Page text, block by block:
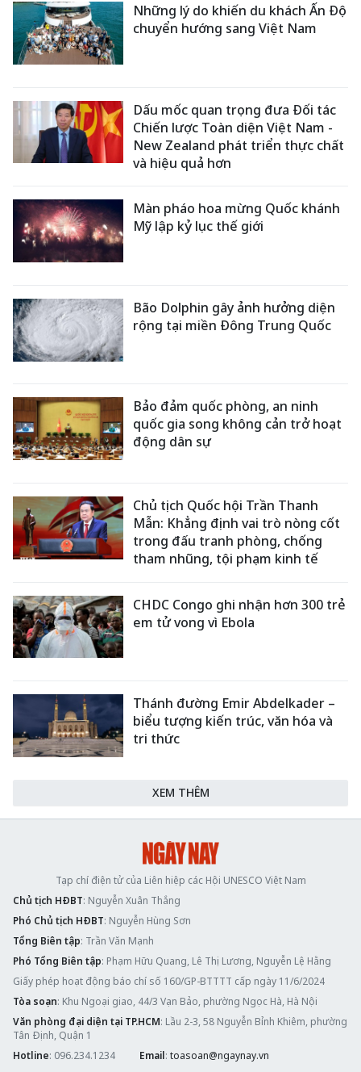
Những lý do khiến du khách Ấn Độ
chuyển hướng sang Việt Nam
Dấu mốc quan trọng đưa Đối tác
Chiến lược Toàn diện Việt Nam -
New Zealand phát triển thực chất
và hiệu quả hơn
Màn pháo hoa mừng Quốc khánh
Mỹ lập kỷ lục thế giới
Bão Dolphin gây ảnh hưởng diện
rộng tại miền Đông Trung Quốc
Bảo đảm quốc phòng, an ninh
quốc gia song không cản trở hoạt
động dân sự
Chủ tịch Quốc hội Trần Thanh
Mẫn: Khẳng định vai trò nòng cốt
trong đấu tranh phòng, chống
tham nhũng, tội phạm kinh tế
CHDC Congo ghi nhận hơn 300 trẻ
em tử vong vì Ebola
Thánh đường Emir Abdelkader –
biểu tượng kiến trúc, văn hóa và
tri thức
XEM THÊM
Tạp chí điện tử của Liên hiệp các Hội UNESCO Việt Nam
Chủ tịch HĐBT: Nguyễn Xuân Thắng
Phó Chủ tịch HĐBT: Nguyễn Hùng Sơn
Tổng Biên tập: Trần Văn Mạnh
Phó Tổng Biên tập: Phạm Hữu Quang, Lê Thị Lương, Nguyễn Lệ Hằng
Giấy phép hoạt động báo chí số 160/GP-BTTTT cấp ngày 11/6/2024
Tòa soạn: Khu Ngoại giao, 44/3 Vạn Bảo, phường Ngọc Hà, Hà Nội
Văn phòng đại diện tại TP.HCM: Lầu 2-3, 58 Nguyễn Bỉnh Khiêm, phường
Tân Định, Quận 1
Hotline: 096.234.1234 Email: toasoan@ngaynay.vn